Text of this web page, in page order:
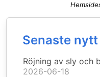
Senaste nytt
Röjning av sly och
2026-06-18